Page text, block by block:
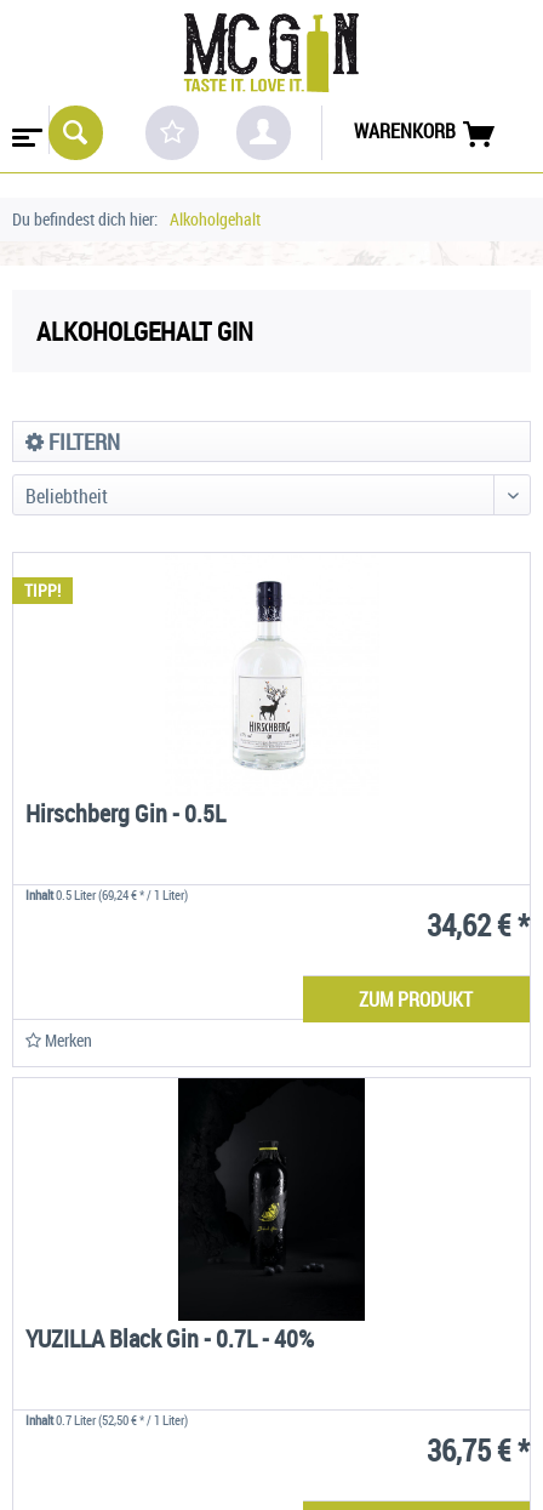
WARENKORB
Du befindest dich hier: Alkoholgehalt
ALKOHOLGEHALT GIN
FILTERN
TIPP!
Hirschberg Gin - 0.5L
Inhalt0.5 Liter(69,24 € * / 1 Liter)
34,62 € *
ZUM PRODUKT
Merken
YUZILLA Black Gin - 0.7L - 40%
Inhalt0.7 Liter(52,50 € * / 1 Liter)
36,75 € *